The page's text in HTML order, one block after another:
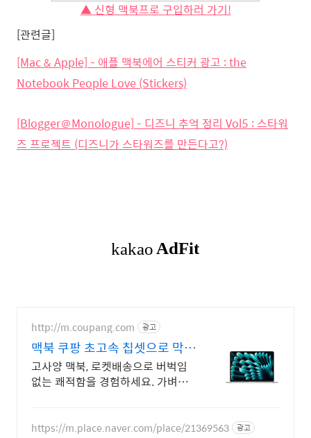
▲ 신형 맥북프로 구입하러 가기!
[관련글]
[Mac & Apple] - 애플 맥북에어 스티커 광고 : the
Notebook People Love (Stickers)
[Blogger＠Monologue] - 디즈니 추억 정리 Vol5 : 스타워
즈 프로젝트 (디즈니가 스타워즈를 만든다고?)
http://m.coupang.com 광고
맥북 쿠팡 초고속 칩셋으로 막힘
없이
고사양 맥북, 로켓배송으로 버벅임
없는 쾌적함을 경험하세요. 가벼운
https://m.place.naver.com/place/21369563 광고